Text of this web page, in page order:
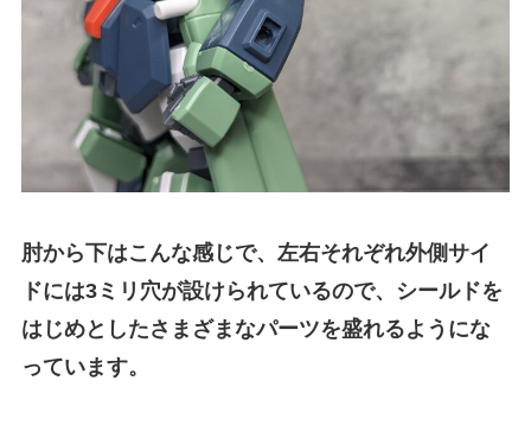
肘から下はこんな感じで、左右それぞれ外側サイ
ドには3ミリ穴が設けられているので、シールドを
はじめとしたさまざまなパーツを盛れるようにな
っています。